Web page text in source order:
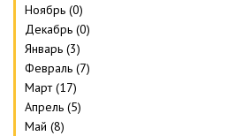
Ноябрь (0)
Декабрь (0)
Январь (3)
Февраль (7)
Март (17)
Апрель (5)
Май (8)